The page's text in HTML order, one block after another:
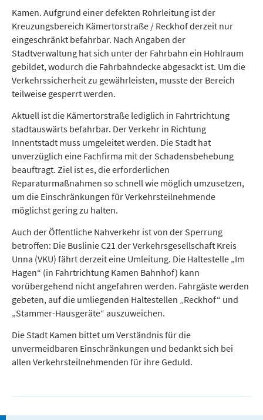
Kamen. Aufgrund einer defekten Rohrleitung ist der
Kreuzungsbereich Kämertorstraße / Reckhof derzeit nur
eingeschränkt befahrbar. Nach Angaben der
Stadtverwaltung hat sich unter der Fahrbahn ein Hohlraum
gebildet, wodurch die Fahrbahndecke abgesackt ist. Um die
Verkehrssicherheit zu gewährleisten, musste der Bereich
teilweise gesperrt werden.
Aktuell ist die Kämertorstraße lediglich in Fahrtrichtung
stadtauswärts befahrbar. Der Verkehr in Richtung
Innentstadt muss umgeleitet werden. Die Stadt hat
unverzüglich eine Fachfirma mit der Schadensbehebung
beauftragt. Ziel ist es, die erforderlichen
Reparaturmaßnahmen so schnell wie möglich umzusetzen,
um die Einschränkungen für Verkehrsteilnehmende
möglichst gering zu halten.
Auch der Öffentliche Nahverkehr ist von der Sperrung
betroffen: Die Buslinie C21 der Verkehrsgesellschaft Kreis
Unna (VKU) fährt derzeit eine Umleitung. Die Haltestelle „Im
Hagen“ (in Fahrtrichtung Kamen Bahnhof) kann
vorübergehend nicht angefahren werden. Fahrgäste werden
gebeten, auf die umliegenden Haltestellen „Reckhof“ und
„Stammer-Hausgeräte“ auszuweichen.
Die Stadt Kamen bittet um Verständnis für die
unvermeidbaren Einschränkungen und bedankt sich bei
allen Verkehrsteilnehmenden für ihre Geduld.